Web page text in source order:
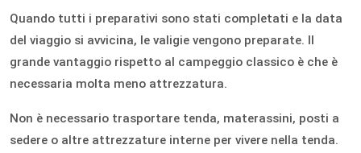
Quando tutti i preparativi sono stati completati e la data
del viaggio si avvicina, le valigie vengono preparate. Il
grande vantaggio rispetto al campeggio classico è che è
necessaria molta meno attrezzatura.
Non è necessario trasportare tenda, materassini, posti a
sedere o altre attrezzature interne per vivere nella tenda.